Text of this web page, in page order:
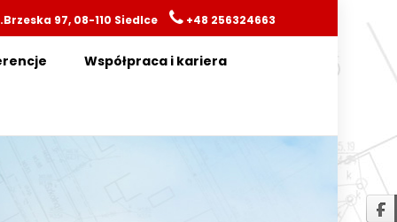
97, 08-110 Siedlce +48 256324663
Współpraca i kariera